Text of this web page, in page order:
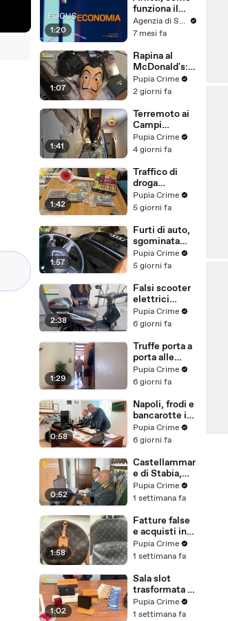
1:20
funziona il
canone
concordato
Agenzia di Stampa ITALPRESS
7 mesi fa
1:07
Rapina al
McDonald's:
cinque arresti,
due indagati
spaccio di
droga
(03.08.26)
Pupia Crime
2 giorni fa
1:41
Terremoto ai
Campi
Flegrei: 250
sfollati e 21
residenti
chiedono
certezze sul
futuro
(01.08.26)
Pupia Crime
4 giorni fa
1:42
Traffico di
droga
"ispirato" da
serie tv e trap:
(31.07.26)
Pupia Crime
5 giorni fa
1:57
Furti di auto,
sgominata
banda
specializzata:
(31.07.26)
Pupia Crime
5 giorni fa
2:38
Falsi scooter
elettrici
venduti come
e-bike:
5 milioni
(30.07.26)
Pupia Crime
6 giorni fa
1:29
Truffe porta a
porta alle
anziane: in 6 a
processo,
vittime in
tutta Italia
(30.07.26)
Pupia Crime
6 giorni fa
0:58
Napoli, frodi e
bancarotte in
commercio
vini:
7,8 milioni
(30.07.26)
Pupia Crime
6 giorni fa
0:52
Castellammar
e di Stabia,
evasione
fiscale:
beni per 1,6
milioni ad un
consorzio
navale
(29.07.26)
Pupia Crime
1 settimana fa
1:58
Fatture false
e acquisti in
nero, blitz
contro rete di
cinesi
sequestri per
8,5 milioni
(29.07.26)
Pupia Crime
1 settimana fa
1:02
Sala slot
trasformata in
"bancomat":
sequestrati
Pupia Crime
1 settimana fa